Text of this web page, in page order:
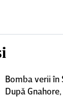
Bomba verii în
După